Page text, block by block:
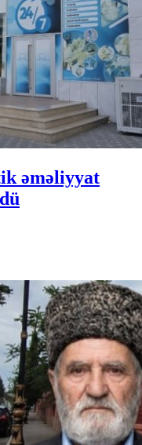
əməliyyat